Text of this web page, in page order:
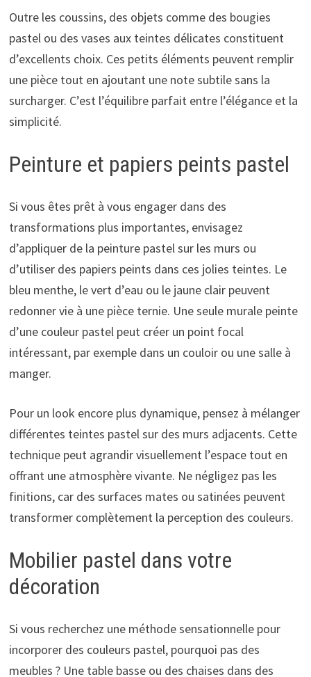
Outre les coussins, des objets comme des bougies
pastel ou des vases aux teintes délicates constituent
d’excellents choix. Ces petits éléments peuvent remplir
une pièce tout en ajoutant une note subtile sans la
surcharger. C’est l’équilibre parfait entre l’élégance et la
simplicité.
Peinture et papiers peints pastel
Si vous êtes prêt à vous engager dans des
transformations plus importantes, envisagez
d’appliquer de la peinture pastel sur les murs ou
d’utiliser des papiers peints dans ces jolies teintes. Le
bleu menthe, le vert d’eau ou le jaune clair peuvent
redonner vie à une pièce ternie. Une seule murale peinte
d’une couleur pastel peut créer un point focal
intéressant, par exemple dans un couloir ou une salle à
manger.
Pour un look encore plus dynamique, pensez à mélanger
différentes teintes pastel sur des murs adjacents. Cette
technique peut agrandir visuellement l’espace tout en
offrant une atmosphère vivante. Ne négligez pas les
finitions, car des surfaces mates ou satinées peuvent
transformer complètement la perception des couleurs.
Mobilier pastel dans votre
décoration
Si vous recherchez une méthode sensationnelle pour
incorporer des couleurs pastel, pourquoi pas des
meubles ? Une table basse ou des chaises dans des